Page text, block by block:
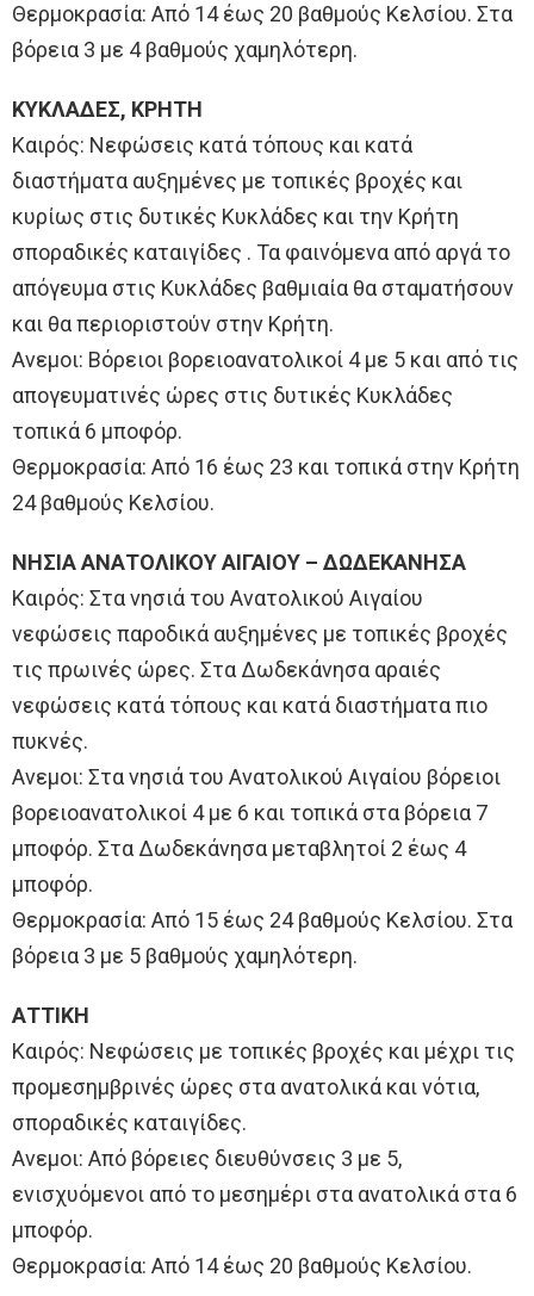
Θερμοκρασία: Από 14 έως 20 βαθμούς Κελσίου. Στα
βόρεια 3 με 4 βαθμούς χαμηλότερη.
ΚΥΚΛΑΔΕΣ, ΚΡΗΤΗ
Καιρός: Νεφώσεις κατά τόπους και κατά
διαστήματα αυξημένες με τοπικές βροχές και
κυρίως στις δυτικές Κυκλάδες και την Κρήτη
σποραδικές καταιγίδες . Τα φαινόμενα από αργά το
απόγευμα στις Κυκλάδες βαθμιαία θα σταματήσουν
και θα περιοριστούν στην Κρήτη.
Ανεμοι: Βόρειοι βορειοανατολικοί 4 με 5 και από τις
απογευματινές ώρες στις δυτικές Κυκλάδες
τοπικά 6 μποφόρ.
Θερμοκρασία: Από 16 έως 23 και τοπικά στην Κρήτη
24 βαθμούς Κελσίου.
ΝΗΣΙΑ ΑΝΑΤΟΛΙΚΟΥ ΑΙΓΑΙΟΥ – ΔΩΔΕΚΑΝΗΣΑ
Καιρός: Στα νησιά του Ανατολικού Αιγαίου
νεφώσεις παροδικά αυξημένες με τοπικές βροχές
τις πρωινές ώρες. Στα Δωδεκάνησα αραιές
νεφώσεις κατά τόπους και κατά διαστήματα πιο
πυκνές.
Ανεμοι: Στα νησιά του Ανατολικού Αιγαίου βόρειοι
βορειοανατολικοί 4 με 6 και τοπικά στα βόρεια 7
μποφόρ. Στα Δωδεκάνησα μεταβλητοί 2 έως 4
μποφόρ.
Θερμοκρασία: Από 15 έως 24 βαθμούς Κελσίου. Στα
βόρεια 3 με 5 βαθμούς χαμηλότερη.
ΑΤΤΙΚΗ
Καιρός: Νεφώσεις με τοπικές βροχές και μέχρι τις
προμεσημβρινές ώρες στα ανατολικά και νότια,
σποραδικές καταιγίδες.
Ανεμοι: Από βόρειες διευθύνσεις 3 με 5,
ενισχυόμενοι από το μεσημέρι στα ανατολικά στα 6
μποφόρ.
Θερμοκρασία: Από 14 έως 20 βαθμούς Κελσίου.